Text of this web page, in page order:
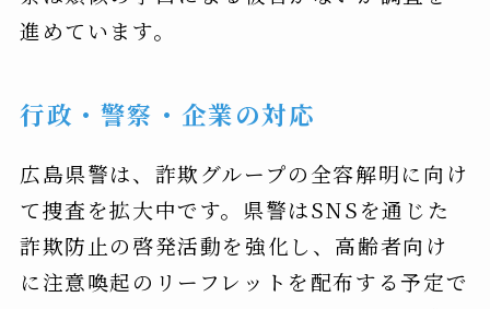
進めています。
行政・警察・企業の対応
広島県警は、詐欺グループの全容解明に向け
て捜査を拡大中です。県警はSNSを通じた
詐欺防止の啓発活動を強化し、高齢者向け
に注意喚起のリーフレットを配布する予定で